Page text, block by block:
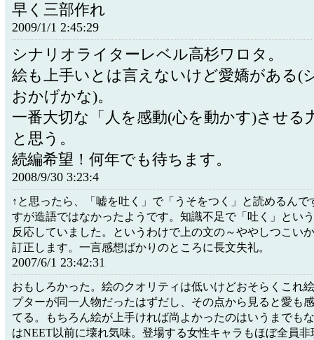
早く三部作れ
2009/1/1 2:45:29
シナリオライターレベル高杉ワロタ。
絵も上手いとは言えないけど愛嬌がある(
おかげかな)。
一番大切な「人を感動(心を動かす)させる
と思う。
続編希望！何年でも待ちます。
2008/9/30 3:23:4
↑と思ったら、「嘘を吐く」で「うそをつく」と読めるんで
すが造語ではなかったようです。知識不足で「吐く」とい
反応していました。というわけで上の文の～ややしつこい
訂正します。一言感想ばかりのところに長文失礼。
2007/6/1 23:42:31
おもしろかった。絵のクオリティは低いけどおそらくこれ
プターが同一人物だったはずだし、その点から見ると愛も
てる。もちろん絵が上手ければ尚よかったのはいうまでも
はNEET以前に壊れ気味。登場する女性キャラもほぼ全員